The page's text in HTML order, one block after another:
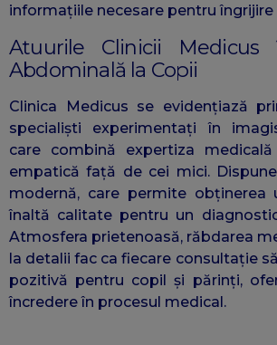
informațiile necesare pentru
Atuurile Clinicii Medicus
Abdominală la Copii
Clinica Medicus se evidențiază
specialiști experimentați în
care combină expertiza
empatică față de cei mici.
modernă, care permite obținerea
înaltă calitate pentru un
Atmosfera prietenoasă, răbdarea
la detalii fac ca fiecare consultație
pozitivă pentru copil și părinți,
încredere în procesul medical.